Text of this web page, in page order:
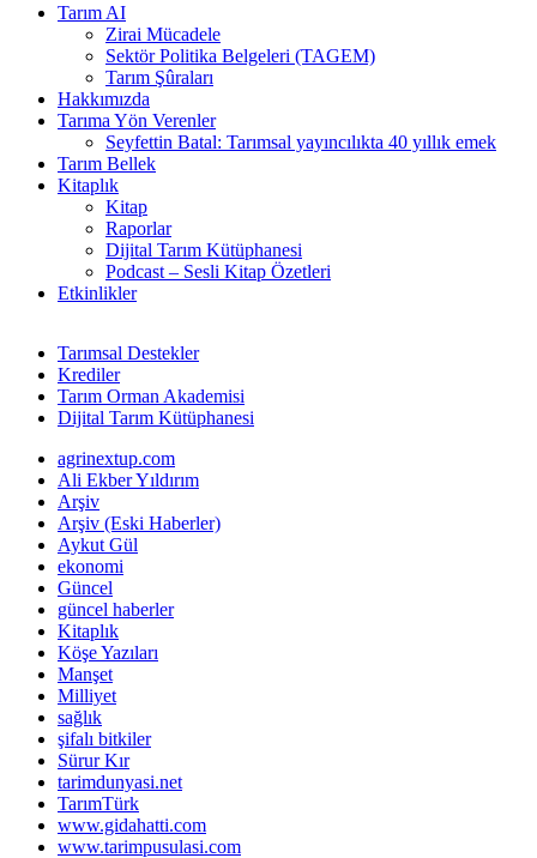
Tarım AI
Zirai Mücadele
Sektör Politika Belgeleri (TAGEM)
Tarım Şûraları
Hakkımızda
Tarıma Yön Verenler
Seyfettin Batal: Tarımsal yayıncılıkta 40 yıllık emek
Tarım Bellek
Kitaplık
Kitap
Raporlar
Dijital Tarım Kütüphanesi
Podcast – Sesli Kitap Özetleri
Etkinlikler
Tarımsal Destekler
Krediler
Tarım Orman Akademisi
Dijital Tarım Kütüphanesi
agrinextup.com
Ali Ekber Yıldırım
Arşiv
Arşiv (Eski Haberler)
Aykut Gül
ekonomi
Güncel
güncel haberler
Kitaplık
Köşe Yazıları
Manşet
Milliyet
sağlık
şifalı bitkiler
Sürur Kır
tarimdunyasi.net
TarımTürk
www.gidahatti.com
www.tarimpusulasi.com